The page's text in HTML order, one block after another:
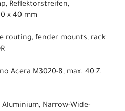
Reflektorstreifen,
x 40 mm
routing, fender mounts, rack
Acera M3020-8, max. 40 Z.
Narrow-Wide-